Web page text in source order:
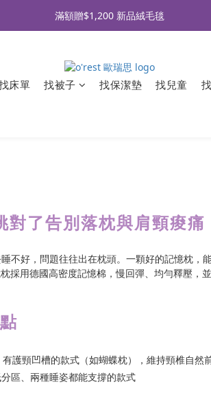
全品牌滿 $990免運｜會員買即贈〈 購物金 〉
滿額贈$1,200 新品絨毛毯
床單 找被子 找保潔墊 找兒童
對了告別落枕與肩頸痠痛
不好，問題往往出在枕頭。一顆好的記憶枕，
採用德國高密度記憶棉，慢回彈、均勻釋壓，
護頸凹槽的款式（如蝴蝶枕），維持頸椎自
區、兩種睡姿都能支撐的款式